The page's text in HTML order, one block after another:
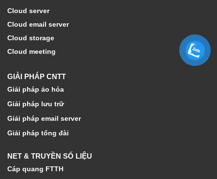
Cloud server
Cloud email server
Cloud storage
Cloud meeting
GIẢI PHÁP CNTT
Giải pháp ảo hóa
Giải pháp lưu trữ
Giải pháp email server
Giải pháp tổng đài
NET & TRUYỀN SỐ LIỆU
Cáp quang FTTH